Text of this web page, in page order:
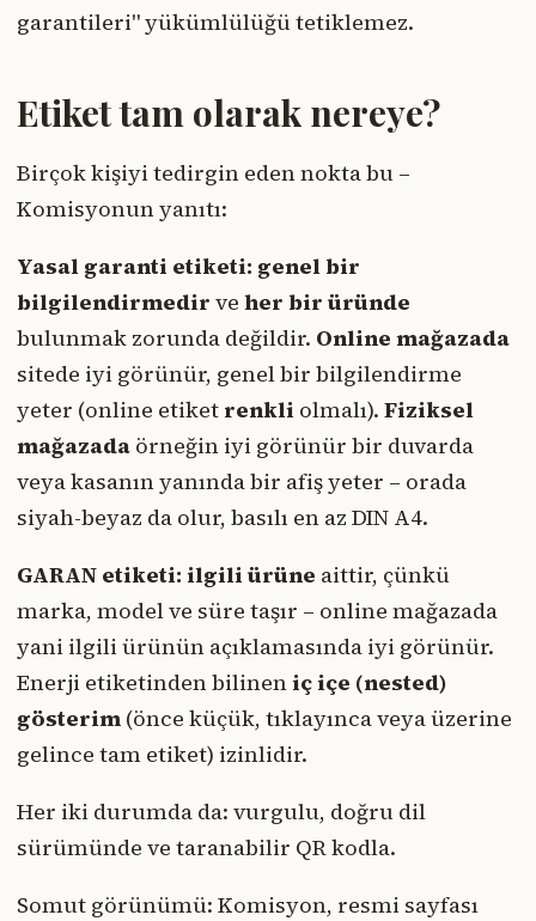
garantileri" yükümlülüğü tetiklemez.
Etiket tam olarak nereye?
Birçok kişiyi tedirgin eden nokta bu –
Komisyonun yanıtı:
Yasal garanti etiketi: genel bir
bilgilendirmedir ve her bir üründe
bulunmak zorunda değildir. Online mağazada
sitede iyi görünür, genel bir bilgilendirme
yeter (online etiket renkli olmalı). Fiziksel
mağazada örneğin iyi görünür bir duvarda
veya kasanın yanında bir afiş yeter – orada
siyah-beyaz da olur, basılı en az DIN A4.
GARAN etiketi: ilgili ürüne aittir, çünkü
marka, model ve süre taşır – online mağazada
yani ilgili ürünün açıklamasında iyi görünür.
Enerji etiketinden bilineniç içe (nested)
gösterim (önce küçük, tıklayınca veya üzerine
gelince tam etiket) izinlidir.
Her iki durumda da: vurgulu, doğru dil
sürümünde ve taranabilir QR kodla.
Somut görünümü: Komisyon, resmi sayfası